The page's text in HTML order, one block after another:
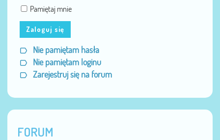
Pamiętaj mnie
Zaloguj się
Nie pamiętam hasła
Nie pamiętam loginu
Zarejestruj się na forum
FORUM